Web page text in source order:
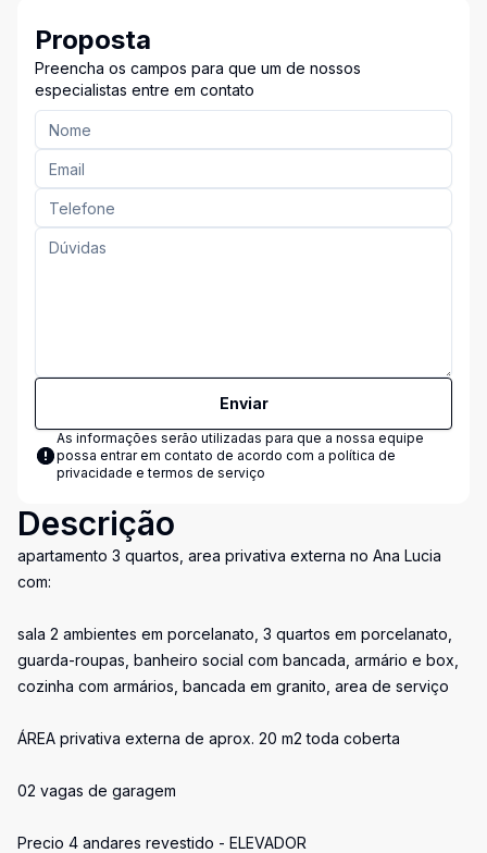
Proposta
Preencha os campos para que um de nossos
especialistas entre em contato
Enviar
As informações serão utilizadas para que a nossa equipe
possa entrar em contato de acordo com a política de
privacidade e termos de serviço
Descrição
apartamento 3 quartos, area privativa externa no Ana Lucia
com:
sala 2 ambientes em porcelanato, 3 quartos em porcelanato,
guarda-roupas, banheiro social com bancada, armário e box,
cozinha com armários, bancada em granito, area de serviço
ÁREA privativa externa de aprox. 20 m2 toda coberta
02 vagas de garagem
Precio 4 andares revestido - ELEVADOR